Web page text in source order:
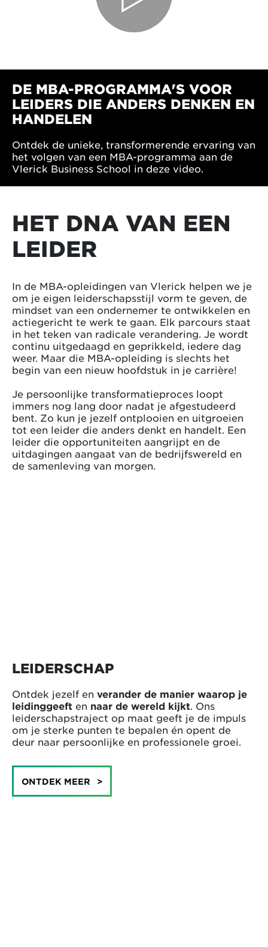
DE MBA-PROGRAMMA'S VOOR
LEIDERS DIE ANDERS DENKEN EN
HANDELEN
Ontdek de unieke, transformerende ervaring van
het volgen van een MBA-programma aan de
Vlerick Business School in deze video.
HET DNA VAN EEN
LEIDER
In de MBA-opleidingen van Vlerick helpen we je
om je eigen leiderschapsstijl vorm te geven, de
mindset van een ondernemer te ontwikkelen en
actiegericht te werk te gaan. Elk parcours staat
in het teken van radicale verandering. Je wordt
continu uitgedaagd en geprikkeld, iedere dag
weer. Maar die MBA-opleiding is slechts het
begin van een nieuw hoofdstuk in je carrière!
Je persoonlijke transformatieproces loopt
immers nog lang door nadat je afgestudeerd
bent. Zo kun je jezelf ontplooien en uitgroeien
tot een leider die anders denkt en handelt. Een
leider die opportuniteiten aangrijpt en de
uitdagingen aangaat van de bedrijfswereld en
de samenleving van morgen.
LEIDERSCHAP
Ontdek jezelf en verander de manier waarop je
leidinggeeft en naar de wereld kijkt. Ons
leiderschapstraject op maat geeft je de impuls
om je sterke punten te bepalen én opent de
deur naar persoonlijke en professionele groei.
ONTDEK MEER